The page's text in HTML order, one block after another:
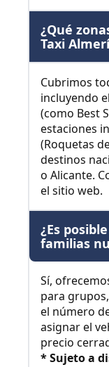
¿Qué
Taxi
Cubrimos
incluyendo
(como Best
estaciones
(Roquetas
destinos
o Alicante.
el sitio web.
¿Es
familias
Sí,
para
el número
asignar el
precio
* Sujeto a